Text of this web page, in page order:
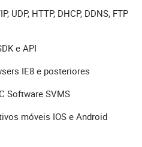
UDP, HTTP, DHCP, DDNS, FTP
e API
IE8 e posteriores
Software SVMS
móveis IOS e Android